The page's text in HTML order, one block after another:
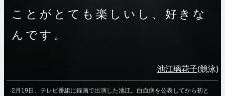
ことがとても楽しいし、好きな
んです。
池江璃花子(競泳)
2月19日、テレビ番組に録画で出演した池江。白血病を公表してから初と